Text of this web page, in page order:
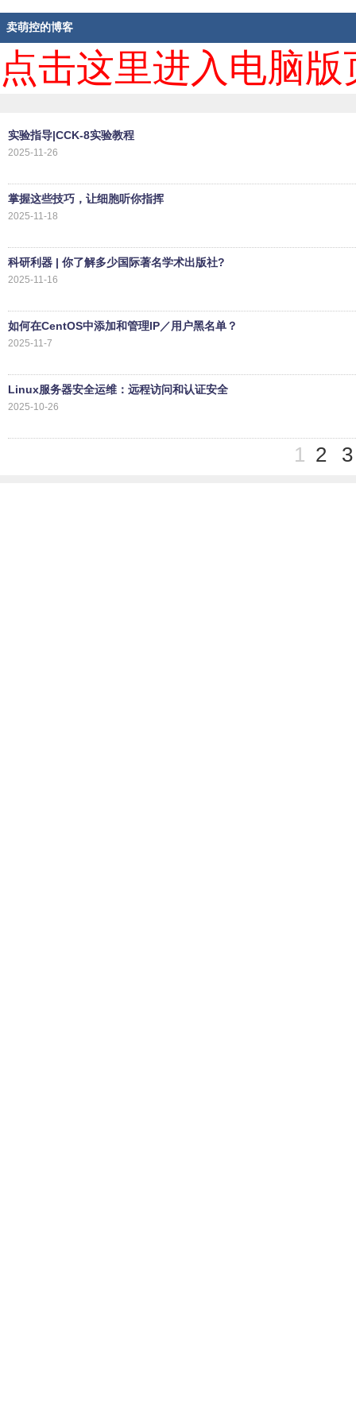
卖萌控的博客
点击这里进入电脑
实验指导|CCK-8实验教程
2025-11-26
掌握这些技巧，让细胞听你指挥
2025-11-18
科研利器 | 你了解多少国际著名学术出版社?
2025-11-16
如何在CentOS中添加和管理IP／用户黑名单？
2025-11-7
Linux服务器安全运维：远程访问和认证安全
2025-10-26
1 2 3